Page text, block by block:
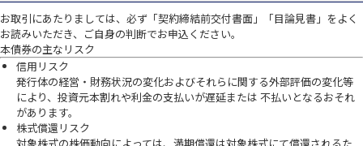
お取引にあたりましては、必ず「契約締結前交付書面」「目論見書」をよく
お読みいただき、ご自身の判断でお申込ください。
本債券の主なリスク
信用リスク
発行体の経営・財務状況の変化およびそれらに関する外部評価の変化等
により、投資元本割れや利金の支払いが遅延または 不払いとなるおそれ
があります。
株式償還リスク